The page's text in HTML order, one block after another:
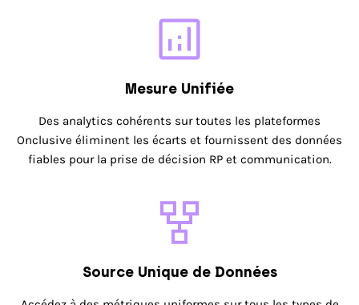
Mesure Unifiée
Des analytics cohérents sur toutes les plateformes
Onclusive éliminent les écarts et fournissent des données
fiables pour la prise de décision RP et communication.
Source Unique de Données